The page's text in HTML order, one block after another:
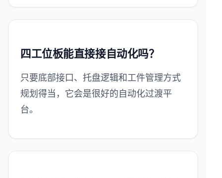
四工位板能直接接自动化吗？
只要底部接口、托盘逻辑和工件管理方式
规划得当，它会是很好的自动化过渡平
台。